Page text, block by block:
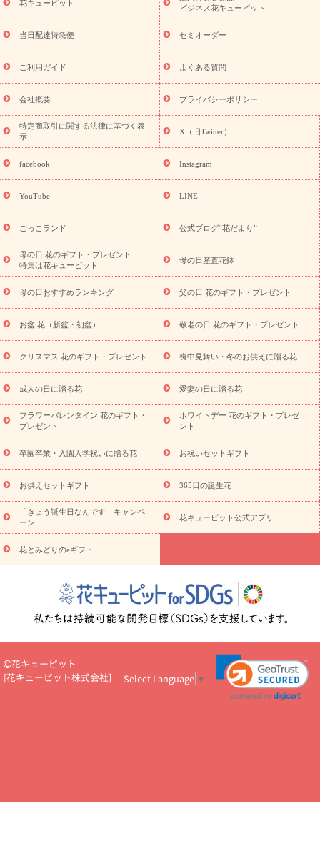
特集
お盆 花（新盆・初盆） 季節のイベント
お盆 花（新
盆・初盆）
お盆 花（新盆・初盆）
お盆・お供え 花とセットギ
フト
お盆・お供え プリザーブドフラワー
ひまわり ギフト・プ
レゼント特集
夏の花贈り・お中元・暑中見舞い 花のギフト特集
敬老の日におくる花ギフト・プレゼント特集
花ギフト・プレゼント特集
敬老の日 花のおすすめランキング
敬
老の日 花鉢植えのギフト・プレゼント特集
敬老の日 花とセットギ
フト・プレゼント特集
敬老の日の花 全てのギフト一覧
キャン
ペーン
「きょう誕生日なんです」キャンペーン
探す
誕生日フラワーギフト 誕生日フラワーギフト特集
誕生
日フラワーギフト商品一覧
ユリ トルコキキョウ
誕生花(トルコキキョウ)
9月の誕生花(リンドウ)
誕生日セット
ギフト
「きょう誕生日なんです」キャンペーン
用途から探す お祝いの花特集 当日配達特急便
お祝い商品
一覧
お祝い 新築・引っ越し祝い
結婚記念日
結婚祝い 出産祝い 退院祝い・快気祝い
還暦
祝い・長寿祝い
プチギフト ペットのお祝いフラワー
元・暑中見舞い
敬老の日
お供え
お供え・お悔やみ商品一覧 お供え・お悔やみの花
十九日法要以降に贈る花
通夜・葬儀に贈る花
お供え お花とセッ
お盆（新盆・初盆）
お祝い返し お見舞い
お取り
寄せギフト
ビジネス用 ご自宅用 観葉植物
ミディ胡蝶蘭
プリザーブドフラワー
スタイルから探す
アレンジメント
花束
スタンド花 お祝い お供え・お悔やみ 胡蝶蘭
胡蝶
蘭・花鉢
ミディ胡蝶蘭・お祝い ミディ胡蝶蘭・お供え
の青色胡蝶蘭
観葉植物 観葉植物 産直多肉植物
プリザーブ
ドフラワー
お祝い お供え・お悔やみ 花とセットギフト
ミオーダー
プチギフト（hanamore -ハナモア-）
花とみどりの
eギフト
花キューピットのeGfit カラー ピンク
レンジ
レッド お花の種類 バラ ユリ トルコキキョウ
予
算から探す
お祝い お祝い・3000円～ お祝い・
お祝い・5000円～ お祝い・7000円～ お祝い・10000円～
お供え・お悔やみ
お供え・お悔やみ・3000円～
お供え・お
悔やみ・5000円～ お供え・お悔やみ・7000円～
お供え・お悔
やみ・10000円～
365日の誕生花カレンダー
開店・開業祝
お祝いを贈るときのマナー・
花キューピットのお祝いコラム一覧
誕生日のお花を「色
彩心理学」で選ぶ方法
結婚祝いの予算相場
出産祝いお役立ち情
転職祝いのマナー基礎知識
ペットのお祝いワンポイントアド
バイス
スタンド花（フラスタ）のマナー
お見舞いのマナーとル
お祝い花のマナー総まとめ
場上司や先輩へ贈るお祝い花の正解は？
開店祝いの花 選び方ガイ
ド（早見表あり）
花キューピットのお供え・
プロ直伝10のテクニック
花美人5人の「花のある暮らし」
美
花キューピット
ビジネス花キューピット
当日配達特急便 セミオーダー
ご利用ガイド よくある質問
会社概要 プライバシーポリシー
特定商取引に関する法律に基づく表
示
X（旧Twitter）
facebook Instagram
YouTube LINE
ごっこランド 公式ブログ“花だより”
母の日 花のギフト・プレゼント
特集は花キューピット
母の日産直花鉢
母の日おすすめランキング 父の日 花のギフト・プレゼント
お盆 花（新盆・初盆） 敬老の日 花のギフト・プレゼント
クリスマス 花のギフト・プレゼント 喪中見舞い・冬のお供えに贈る花
成人の日に贈る花 愛妻の日に贈る花
フラワーバレンタイン 花のギフト・
プレゼント
ホワイトデー 花のギフト・プレゼ
ント
卒園卒業・入園入学祝いに贈る花 お祝いセットギフト
お供えセットギフト 365日の誕生花
「きょう誕生日なんです」キャンペ
ーン
花キューピット公式アプリ
花とみどりのeギフト
花キューピット
[花キューピット株式会社] Select Language ▼